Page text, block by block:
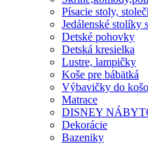
Písacie stoly,
Jedálenské stolíky
Detské pohovky
Detská kresielka
Lustre, lampičky
Koše pre bábätká
Výbavičky do
Matrace
DISNEY
Dekorácie
Bazeniky